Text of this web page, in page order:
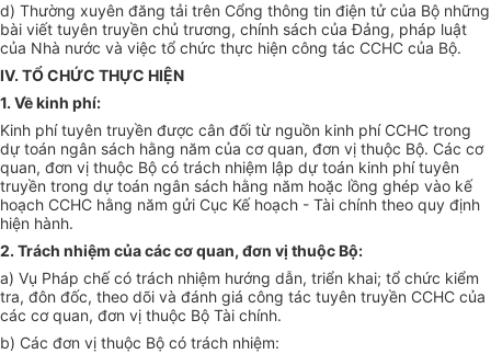
d) Thường xuyên đăng tải trên Cổng thông tin điện tử của Bộ những
bài viết tuyên truyền chủ trương, chính sách của Đảng, pháp luật
của Nhà nước và việc tổ chức thực hiện công tác CCHC của Bộ.
IV. TỔCHỨC THỰC HIỆN
1. Về kinh phí:
Kinh phí tuyên truyền được cân đối từ nguồn kinh phí CCHC trong
dự toán ngân sách hằng năm của cơ quan, đơn vị thuộc Bộ. Các cơ
quan, đơn vị thuộc Bộ có trách nhiệm lập dự toán kinh phí tuyên
truyền trong dự toán ngân sách hằng năm hoặc lồng ghép vào kế
hoạch CCHC hằng năm gửi Cục Kế hoạch - Tài chính theo quy định
hiện hành.
2. Trách nhiệm của các cơ quan, đơn vị thuộc Bộ:
a) Vụ Pháp chế có trách nhiệm hướng dẫn, triển khai; tổ chức kiểm
tra, đôn đốc, theo dõi và đánh giá công tác tuyên truyền CCHC của
các cơ quan, đơn vị thuộc Bộ Tài chính.
b) Các đơn vị thuộc Bộ có trách nhiệm: